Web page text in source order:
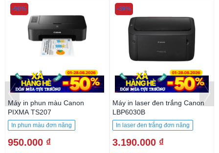
Máy in phun màu Canon
PIXMA TS207
In phun màu đơn năng
950.000 ₫
-50%
Máy in laser đen trắng Canon
LBP6030B
In laser đen trắng đơn năng
3.190.000 ₫
-39%